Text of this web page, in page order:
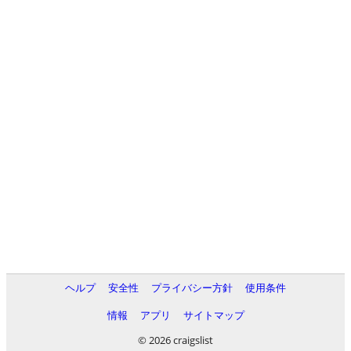
ヘルプ 安全性 プライバシー方針
使用条件
情報
アプリ
サイトマップ
© 2026 craigslist